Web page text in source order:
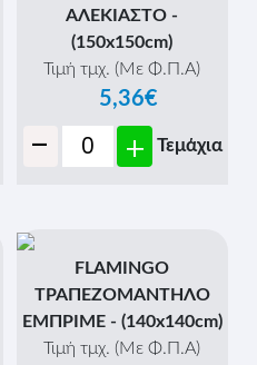
ΑΛΕΚΙΑΣΤΟ -
(150x150cm)
Τιμή τμχ. (Με Φ.Π.Α)
5,36€
- + Τεμάχια
FLAMINGO
ΤΡΑΠΕΖΟΜΑΝΤΗΛΟ
ΕΜΠΡΙΜΕ - (140x140cm)
Τιμή τμχ. (Με Φ.Π.Α)